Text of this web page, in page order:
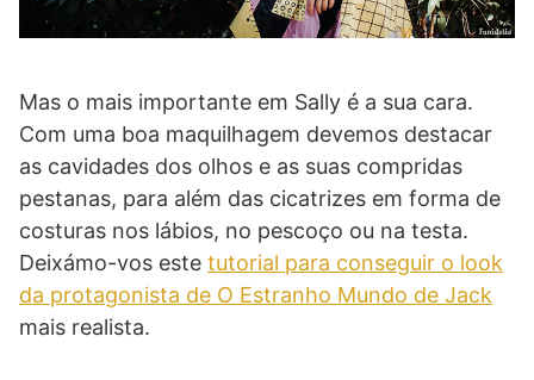
Mas o mais importante em Sally é a sua cara.
Com uma boa maquilhagem devemos destacar
as cavidades dos olhos e as suas compridas
pestanas, para além das cicatrizes em forma de
costuras nos lábios, no pescoço ou na testa.
Deixámo-vos este tutorial para conseguir o look
da protagonista de O Estranho Mundo de Jack
mais realista.